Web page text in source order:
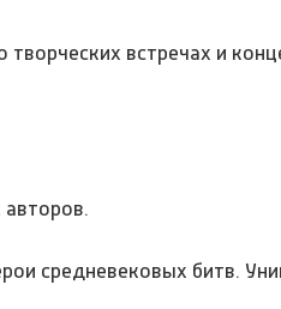
встречах и
средневековых битв.